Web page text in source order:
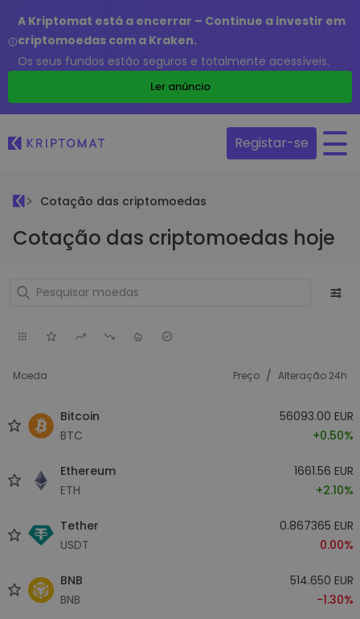
A Kriptomat está a encerrar – Continue a investir em
criptomoedas com a Kraken.
Os seus fundos estão seguros e totalmente acessíveis.
Ler anúncio
Registar-se
Cotação das criptomoedas
Cotação das criptomoedas hoje
Moeda Preço / Alteração 24h
Bitcoin
BTC
56093.00 EUR
+0.50%
Ethereum
ETH
1661.56 EUR
+2.10%
Tether
USDT
0.867365 EUR
0.00%
BNB
BNB
514.650 EUR
-1.30%